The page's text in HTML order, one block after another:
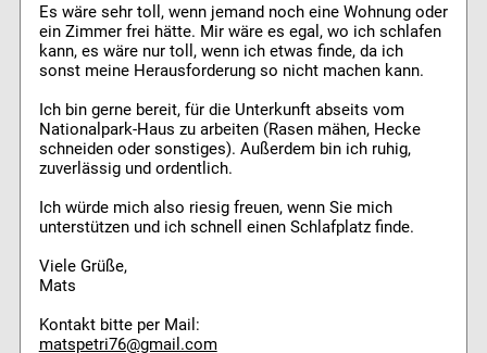
Es wäre sehr toll, wenn jemand noch eine Wohnung oder
ein Zimmer frei hätte. Mir wäre es egal, wo ich schlafen
kann, es wäre nur toll, wenn ich etwas finde, da ich
sonst meine Herausforderung so nicht machen kann.
Ich bin gerne bereit, für die Unterkunft abseits vom
Nationalpark-Haus zu arbeiten (Rasen mähen, Hecke
schneiden oder sonstiges). Außerdem bin ich ruhig,
zuverlässig und ordentlich.
Ich würde mich also riesig freuen, wenn Sie mich
unterstützen und ich schnell einen Schlafplatz finde.
Viele Grüße,
Mats
Kontakt bitte per Mail:
matspetri76@gmail.com